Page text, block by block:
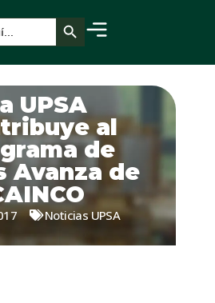
Botón de búsqueda
UPSA
al
de
Avanza de
Noticias UPSA